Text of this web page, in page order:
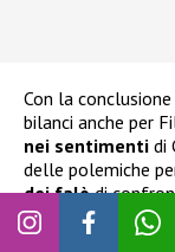
Con la conclusione
bilanci anche per
nei sentimenti di
delle polemiche
dei falòdi
social, infatti,
atteggiamento,